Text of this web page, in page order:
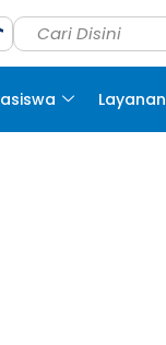
Layanan